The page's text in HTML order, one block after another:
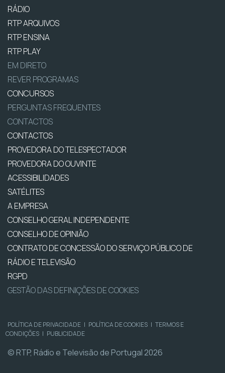
RÁDIO
RTP ARQUIVOS
RTP ENSINA
RTP PLAY
EM DIRETO
REVER PROGRAMAS
CONCURSOS
PERGUNTAS FREQUENTES
CONTACTOS
CONTACTOS
PROVEDORA DO TELESPECTADOR
PROVEDORA DO OUVINTE
ACESSIBILIDADES
SATÉLITES
A EMPRESA
CONSELHO GERAL INDEPENDENTE
CONSELHO DE OPINIÃO
CONTRATO DE CONCESSÃO DO SERVIÇO PÚBLICO DE
RÁDIO E TELEVISÃO
RGPD
GESTÃO DAS DEFINIÇÕES DE COOKIES
POLÍTICA DE PRIVACIDADE | POLÍTICA DE COOKIES | TERMOS E
CONDIÇÕES | PUBLICIDADE
© RTP, Rádio e Televisão de Portugal 2026